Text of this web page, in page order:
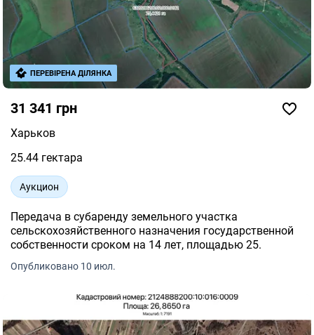
31 341 грн
Харьков
25.44 гектара
Аукцион
Передача в субаренду земельного участка
сельскохозяйственного назначения государственной
собственности сроком на 14 лет, площадью 25.
Опубликовано 10 июл.
ПЕРЕВІРЕНА ДІЛЯНКА